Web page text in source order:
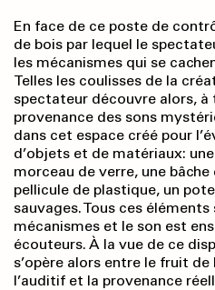
En face de ce poste de
de bois par lequel le
les mécanismes qui se
Telles les coulisses de la
spectateur découvre alors, à
provenance des sons
dans cet espace créé pour
d’objets et de matériaux:
morceau de verre, une
pellicule de plastique, un
sauvages. Tous ces
mécanismes et le son est
écouteurs. À la vue de ce
s’opère alors entre le fruit
l’auditif et la provenance